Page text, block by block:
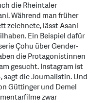
die Rheintaler
Während man früher
zeichnete, lässt Asani
Ein Beispiel dafür
Çohu über Gender-
die Protagonistinnen
gesucht. Instagram ist
sagt die Journalistin. Und
Güttinger und Demel
zwar